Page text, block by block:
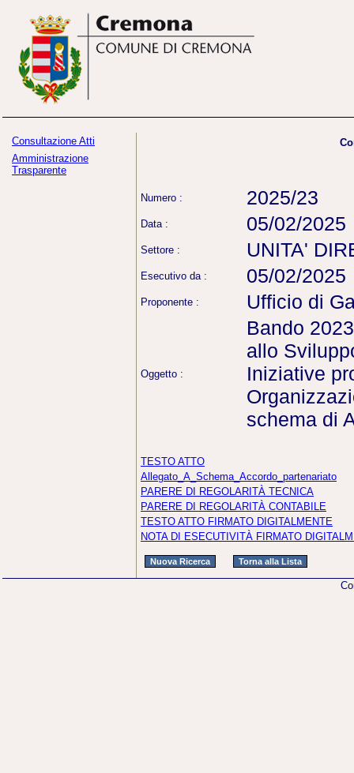
Numero : 2025/23
Data : 05/02/2025
Settore : UNITA'
Esecutivo da : 05/02/2025
Proponente : Ufficio di
Oggetto :
Bando
allo
Iniziative
schema di
TESTO ATTO
Allegato_A_Schema_Accordo_partenariato
PARERE DI REGOLARITÀ TECNICA
PARERE DI REGOLARITÀ CONTABILE
TESTO ATTO FIRMATO DIGITALMENTE
NOTA DI ESECUTIVITÀ FIRMATO
Consultazione Atti
Amministrazione
Trasparente